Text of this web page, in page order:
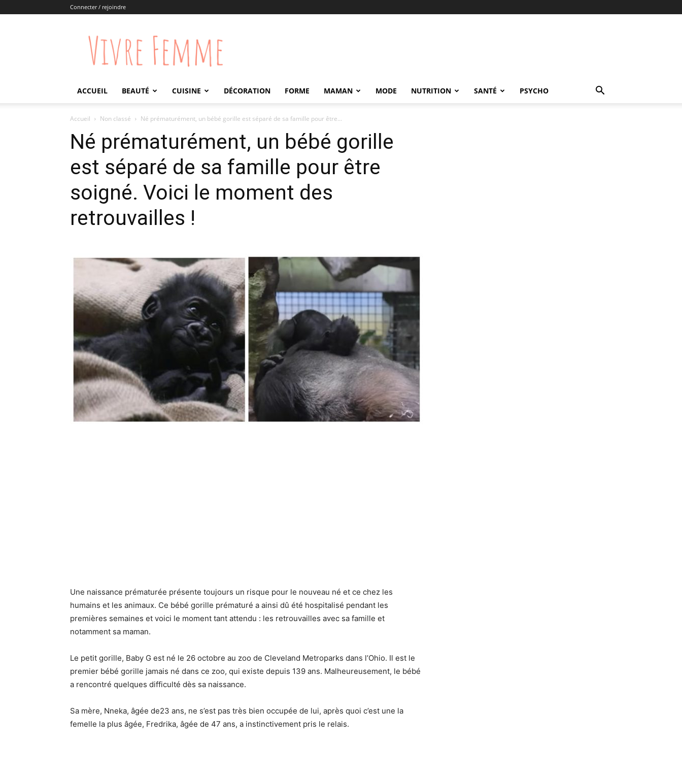
Connecter / rejoindre
Vivre
Femme
ACCUEIL BEAUTÉ CUISINE DÉCORATION FORME MAMAN MODE NUTRITION SANTÉ PSYCHO
Accueil Non classé Né prématurément, un bébé gorille est séparé de sa famille pour être...
Né prématurément, un bébé gorille
est séparé de sa famille pour être
soigné. Voici le moment des
retrouvailles !
Une naissance prématurée présente toujours un risque pour le nouveau né et ce chez les
humains et les animaux. Ce bébé gorille prématuré a ainsi dû été hospitalisé pendant les
premières semaines et voici le moment tant attendu : les retrouvailles avec sa famille et
notamment sa maman.
Le petit gorille, Baby G est né le 26 octobre au zoo de Cleveland Metroparks dans l’Ohio. Il est le
premier bébé gorille jamais né dans ce zoo, qui existe depuis 139 ans. Malheureusement, le bébé
a rencontré quelques difficulté dès sa naissance.
Sa mère, Nneka, âgée de23 ans, ne s’est pas très bien occupée de lui, après quoi c’est une la
femelle la plus âgée, Fredrika, âgée de 47 ans, a instinctivement pris le relais.